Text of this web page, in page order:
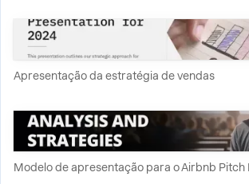
Apresentação da estratégia de vendas
Modelo de apresentação para o Airbnb Pitch